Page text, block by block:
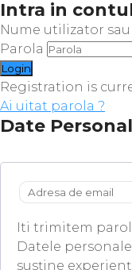
Intra in
Nume utilizator sau
Parola
Registration is
Ai uitat parola ?
Date
Iti trimitem
Datele
susține